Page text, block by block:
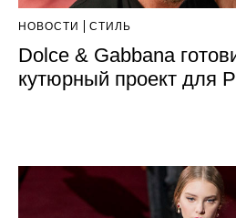
НОВОСТИ СТИЛЬ
Dolce & Gabbana
кутюрный проект для